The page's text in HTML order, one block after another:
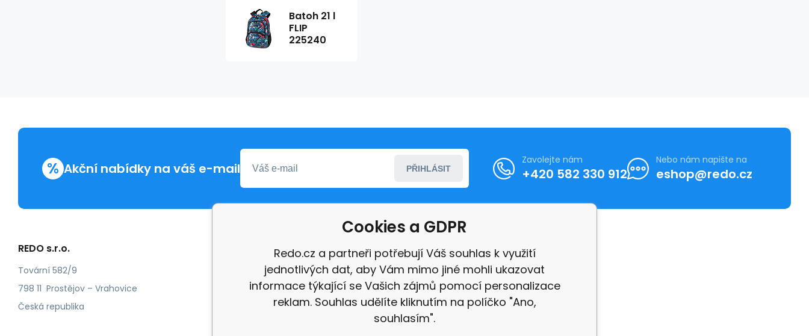
Batoh 21 l
FLIP
225240
% Akční nabídky na váš e-mail PŘIHLÁSIT
Zavolejte nám
+420 582 330 912
Nebo nám napište na
eshop@redo.cz
REDO s.r.o.
Tovární 582/9
798 11 Prostějov – Vrahovice
Česká republika
Další informace
Reklamace
Recenze
Cookies a GDPR
Redo.cz a partneři potřebují Váš souhlas k využití
jednotlivých dat, aby Vám mimo jiné mohli ukazovat
informace týkající se Vašich zájmů pomocí personalizace
reklam. Souhlas udělíte kliknutím na políčko "Ano,
souhlasím".